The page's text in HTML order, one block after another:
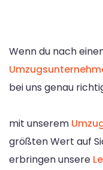
Wenn du nach
bei uns genau
mit unserem
größten Wert auf
erbringen unsere